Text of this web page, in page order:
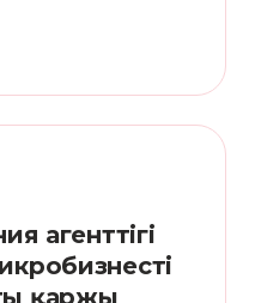
агенттігі
қаржы